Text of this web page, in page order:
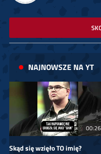
NAJNOWSZE NA YT
00:26
Skąd się wzięło TO imię?